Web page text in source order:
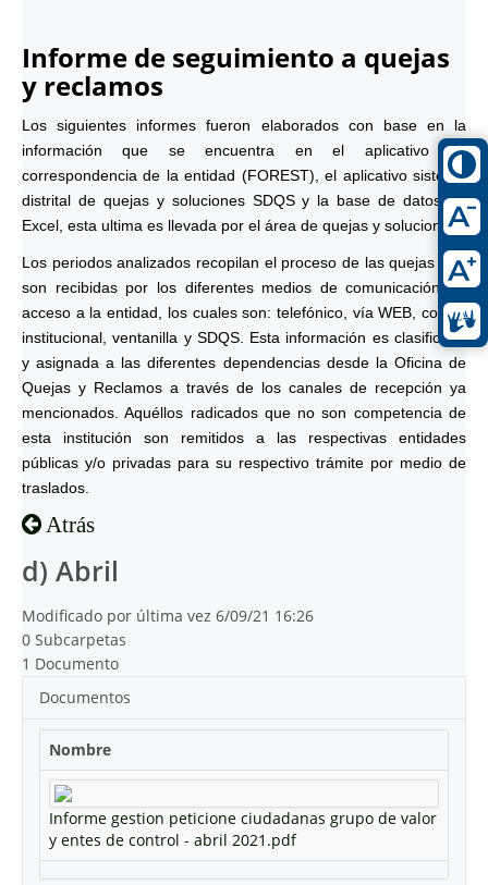
Informe de seguimiento a quejas
y reclamos
Los siguientes informes fueron elaborados con base en la
información que se encuentra en el aplicativo de
correspondencia de la entidad (FOREST), el aplicativo sistema
distrital de quejas y soluciones SDQS y la base de datos en
Excel, esta ultima es llevada por el área de quejas y soluciones.
Los periodos analizados recopilan el proceso de las quejas que
son recibidas por los diferentes medios de comunicación de
acceso a la entidad, los cuales son: telefónico, vía WEB, correo
institucional, ventanilla y SDQS. Esta información es clasificada
y asignada a las diferentes dependencias desde la Oficina de
Quejas y Reclamos a través de los canales de recepción ya
mencionados. Aquéllos radicados que no son competencia de
esta institución son remitidos a las respectivas entidades
públicas y/o privadas para su respectivo trámite por medio de
traslados.
Atrás
d) Abril
Modificado por última vez 6/09/21 16:26
0 Subcarpetas
1 Documento
Documentos
Nombre
Informe gestion peticione ciudadanas grupo de valor
y entes de control - abril 2021.pdf